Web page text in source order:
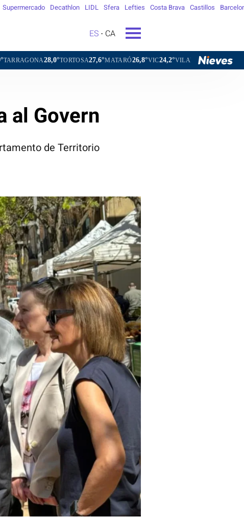
Supermercado Decathlon LIDL Sfera Lefties Costa Brava Castillos
ES CA
TORTOSA27,6°MATARÓ26,8°VIC24,2°VILAFRANCA DEL PENEDÈS25,5°
al Govern
de Territorio